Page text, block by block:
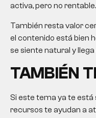
activa, pero no rentable.
También resta valor
el contenido está bien
se siente natural y
TAMBIÉN
Si este tema ya te está
recursos te ayudan a